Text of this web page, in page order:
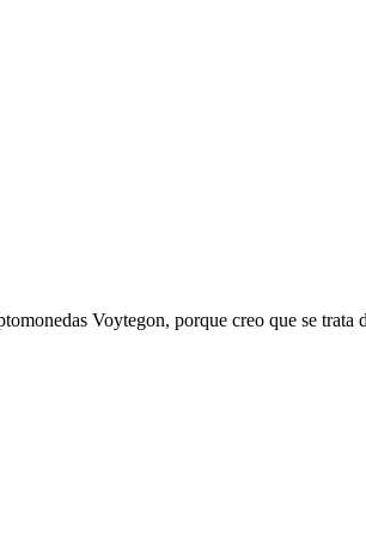
Voytegon, porque creo que se trata